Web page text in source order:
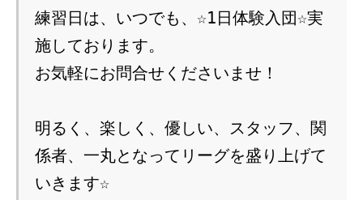
練習日は、いつでも、☆1日体験入団☆実
施しております。
お気軽にお問合せくださいませ！
明るく、楽しく、優しい、スタッフ、関
係者、一丸となってリーグを盛り上げて
いきます☆